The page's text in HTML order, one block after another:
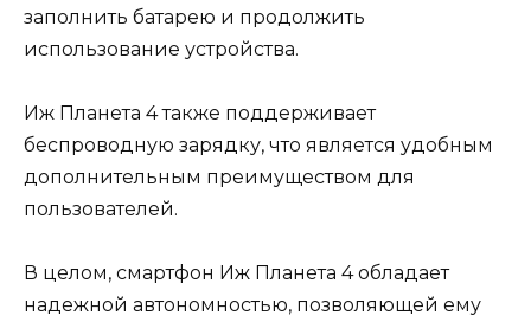
заполнить батарею и продолжить
использование устройства.
Иж Планета 4 также поддерживает
беспроводную зарядку, что является удобным
дополнительным преимуществом для
пользователей.
В целом, смартфон Иж Планета 4 обладает
надежной автономностью, позволяющей ему